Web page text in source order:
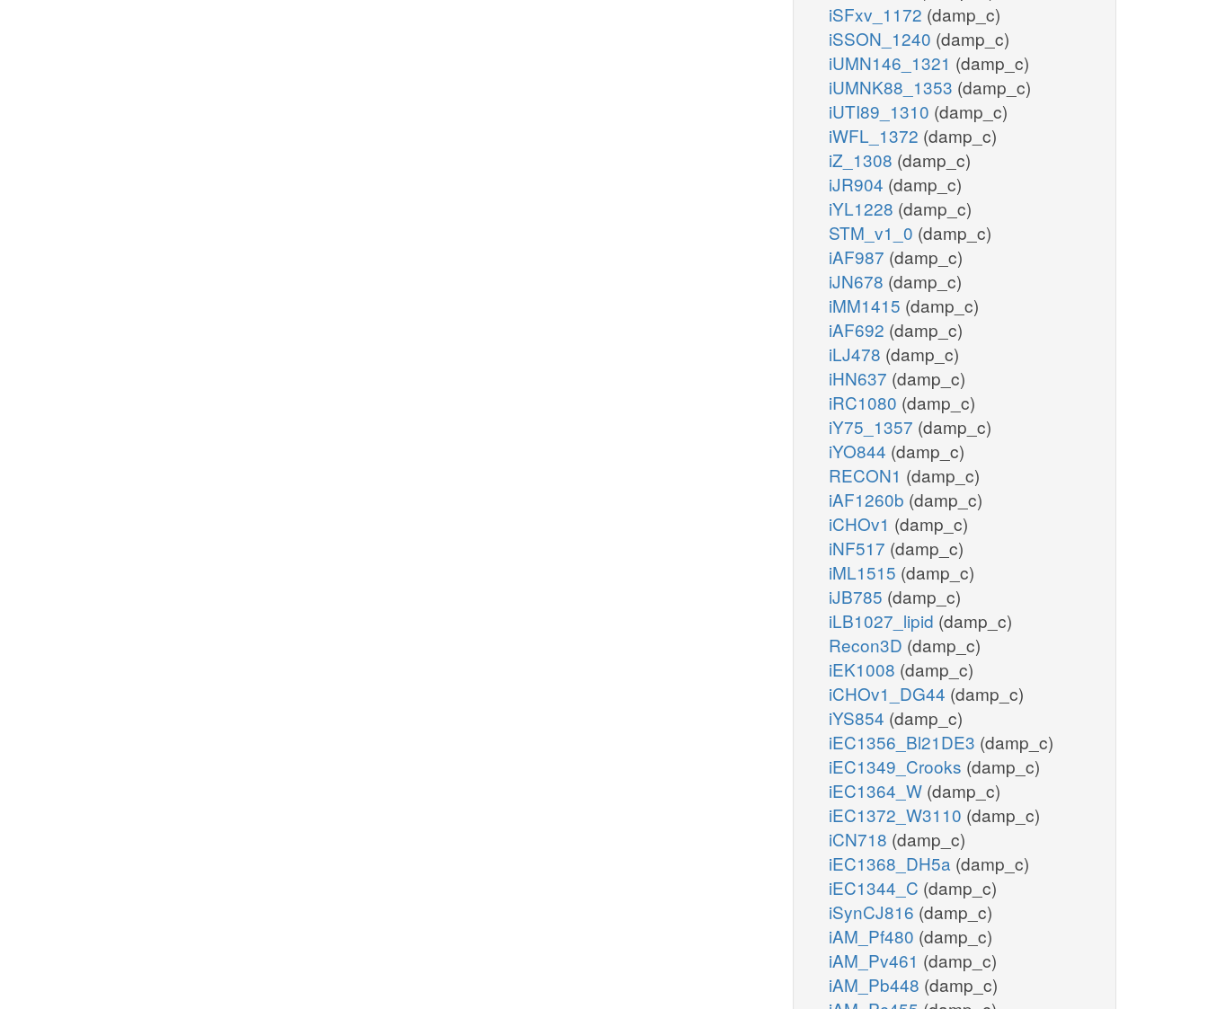
iSFxv_1172 (damp_c)
iSSON_1240 (damp_c)
iUMN146_1321 (damp_c)
iUMNK88_1353 (damp_c)
iUTI89_1310 (damp_c)
iWFL_1372 (damp_c)
iZ_1308 (damp_c)
iJR904 (damp_c)
iYL1228 (damp_c)
STM_v1_0 (damp_c)
iAF987 (damp_c)
iJN678 (damp_c)
iMM1415 (damp_c)
iAF692 (damp_c)
iLJ478 (damp_c)
iHN637 (damp_c)
iRC1080 (damp_c)
iY75_1357 (damp_c)
iYO844 (damp_c)
RECON1 (damp_c)
iAF1260b (damp_c)
iCHOv1 (damp_c)
iNF517 (damp_c)
iML1515 (damp_c)
iJB785 (damp_c)
iLB1027_lipid (damp_c)
Recon3D (damp_c)
iEK1008 (damp_c)
iCHOv1_DG44 (damp_c)
iYS854 (damp_c)
iEC1356_Bl21DE3 (damp_c)
iEC1349_Crooks (damp_c)
iEC1364_W (damp_c)
iEC1372_W3110 (damp_c)
iCN718 (damp_c)
iEC1368_DH5a (damp_c)
iEC1344_C (damp_c)
iSynCJ816 (damp_c)
iAM_Pf480 (damp_c)
iAM_Pv461 (damp_c)
iAM_Pb448 (damp_c)